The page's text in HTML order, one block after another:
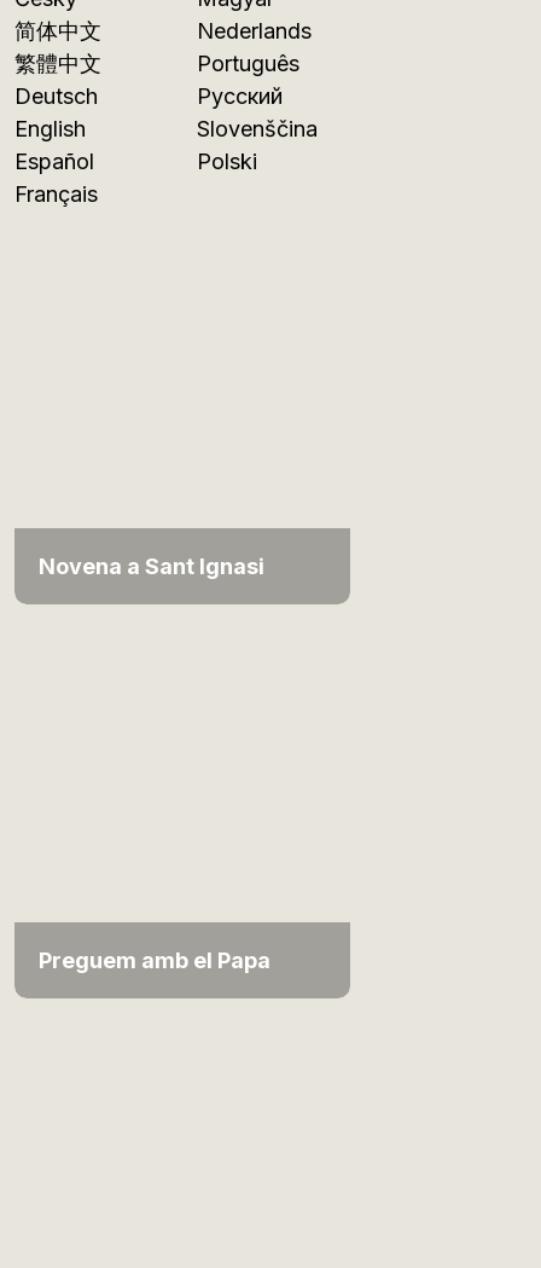
简体中文
繁體中文
Deutsch
English
Español
Français
Nederlands
Português
Русский
Slovenščina
Polski
Novena a Sant Ignasi
Preguem amb el Papa